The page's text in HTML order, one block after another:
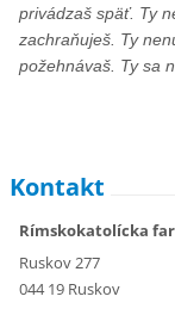
privádzaš späť. Ty
zachraňuješ. Ty
požehnávaš. Ty sa
Kontakt
Rímskokatolícka
Ruskov 277
044 19 Ruskov